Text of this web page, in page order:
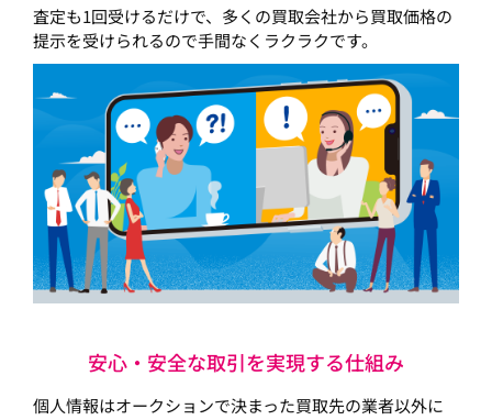
査定も1回受けるだけで、多くの買取会社から買取価格の
提示を受けられるので手間なくラクラクです。
安心・安全な取引を実現する仕組み
個人情報はオークションで決まった買取先の業者以外に